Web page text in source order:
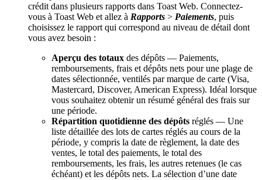
crédit dans plusieurs rapports dans Toast Web. Connectez-
vous à Toast Web et allez à Rapports > Paiements, puis
choisissez le rapport qui correspond au niveau de détail dont
vous avez besoin :
Aperçu des totaux des dépôts — Paiements,
remboursements, frais et dépôts nets pour une plage de
dates sélectionnée, ventilés par marque de carte (Visa,
Mastercard, Discover, American Express). Idéal lorsque
vous souhaitez obtenir un résumé général des frais sur
une période.
Répartition quotidienne des dépôts réglés — Une
liste détaillée des lots de cartes réglés au cours de la
période, y compris la date de règlement, la date des
ventes, le total des paiements, le total des
remboursements, les frais, les autres retenues (le cas
échéant) et les dépôts nets. La sélection d’une date